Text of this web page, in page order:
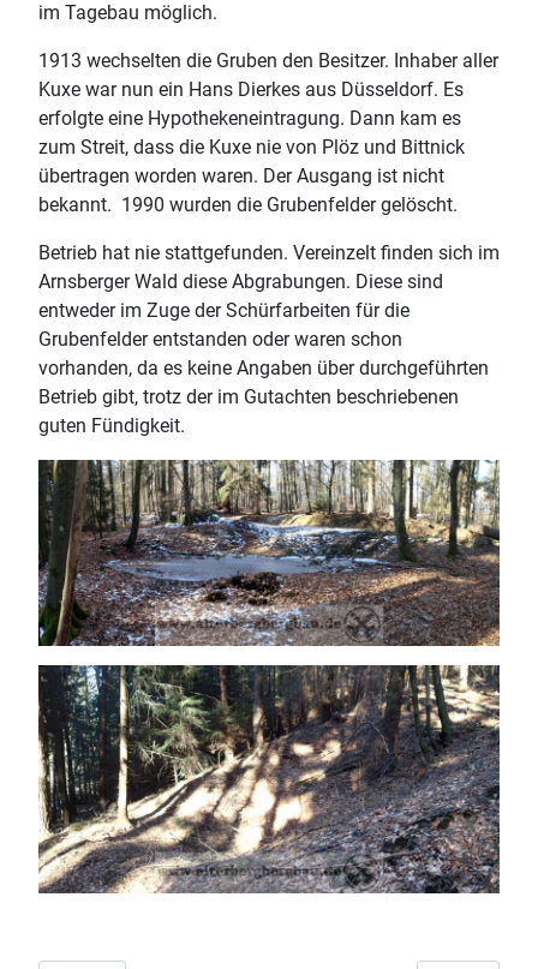
im Tagebau möglich.
1913 wechselten die Gruben den Besitzer. Inhaber aller
Kuxe war nun ein Hans Dierkes aus Düsseldorf. Es
erfolgte eine Hypothekeneintragung. Dann kam es
zum Streit, dass die Kuxe nie von Plöz und Bittnick
übertragen worden waren. Der Ausgang ist nicht
bekannt. 1990 wurden die Grubenfelder gelöscht.
Betrieb hat nie stattgefunden. Vereinzelt finden sich im
Arnsberger Wald diese Abgrabungen. Diese sind
entweder im Zuge der Schürfarbeiten für die
Grubenfelder entstanden oder waren schon
vorhanden, da es keine Angaben über durchgeführten
Betrieb gibt, trotz der im Gutachten beschriebenen
guten Fündigkeit.